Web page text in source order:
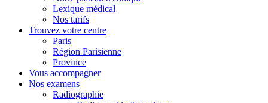
Lexique médical
Nos tarifs
Trouvez votre centre
Paris
Région Parisienne
Province
Vous accompagner
Nos examens
Radiographie